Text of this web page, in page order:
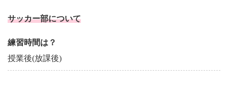
サッカー部について
練習時間は？
授業後(放課後)